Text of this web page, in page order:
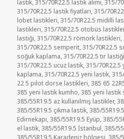
lastik,315/70R22.5 lastik alımı,315/
315/70R22.5 lastik fiyatları,315/
lobet lastikleri,315/70R22.5 midilli
lastikleri,315/70R22.5 otobüs
lastiği,315/70R22.5 römork lastikleri,
315/70R22.5 semperit,315/70R22.5
soğuk kaplama,315/70R22.5 tır lastiği
315/70R22.5 ucuz lastik,315/70R22.5
kaplama,315/70R22.5 yeni lastik,
22 5 pilot dorse lastikleri,385 65
385 yeni lastik kumho,385 yeni lastik
385/55R19.5 az kullanılmış lastikler,
385/55R19.5 çıkma lastik,385/
Edirnekapı,385/55R19.5 Eyüp,385/
el lastik,385/55R19.5 İstanbul,385/
385/55R19.5 Karadeniz bölgesi,385/